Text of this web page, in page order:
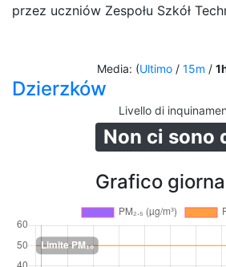
przez uczniów Zespołu Szkół
Media: (Ultimo/ 15m /
Dzierzków
Livello di
Non ci sono
Grafico